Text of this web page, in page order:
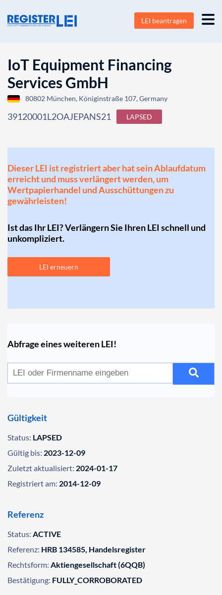
LEI beantragen
IoT Equipment Financing
Services GmbH
80802 München, Königinstraße 107, Germany
39120001L2OAJEPANS21 LAPSED
Dieser LEI ist registriert aber hat sein Ablaufdatum
erreicht und muss verlängert werden, um
Wertpapierhandel und Ausschüttungen zu
gewährleisten!
Ist das Ihr LEI? Verlängern Sie Ihren LEI schnell und
unkompliziert.
LEI erneuern
Abfrage eines weiteren LEI!
Gültigkeit
Status: LAPSED
Gültig bis: 2023-12-09
Zuletzt aktualisiert: 2024-01-17
Registriert am: 2014-12-09
Referenz
Status: ACTIVE
Referenz: HRB 134585, Handelsregister
Rechtsform: Aktiengesellschaft (6QQB)
Bestätigung: FULLY_CORROBORATED